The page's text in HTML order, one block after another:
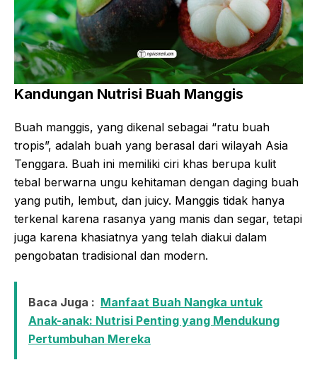
Kandungan Nutrisi Buah Manggis
Buah manggis, yang dikenal sebagai “ratu buah
tropis”, adalah buah yang berasal dari wilayah Asia
Tenggara. Buah ini memiliki ciri khas berupa kulit
tebal berwarna ungu kehitaman dengan daging buah
yang putih, lembut, dan juicy. Manggis tidak hanya
terkenal karena rasanya yang manis dan segar, tetapi
juga karena khasiatnya yang telah diakui dalam
pengobatan tradisional dan modern.
Baca Juga : Manfaat Buah Nangka untuk
Anak-anak: Nutrisi Penting yang Mendukung
Pertumbuhan Mereka